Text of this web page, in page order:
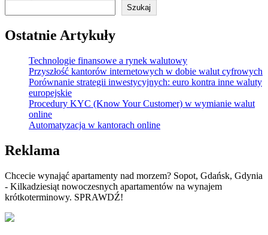
Szukaj
Ostatnie Artykuły
Technologie finansowe a rynek walutowy
Przyszłość kantorów internetowych w dobie walut cyfrowych
Porównanie strategii inwestycyjnych: euro kontra inne waluty
europejskie
Procedury KYC (Know Your Customer) w wymianie walut
online
Automatyzacja w kantorach online
Reklama
Chcecie wynająć apartamenty nad morzem? Sopot, Gdańsk, Gdynia
- Kilkadziesiąt nowoczesnych apartamentów na wynajem
krótkoterminowy. SPRAWDŹ!